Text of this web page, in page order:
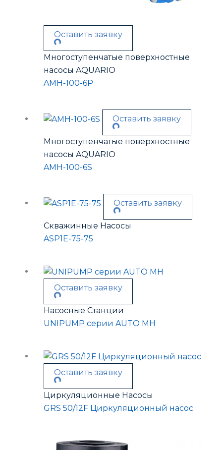
Оставить заявку
Многоступенчатые поверхностные
насосы AQUARIO
AMH-100-6P
Оставить заявку
Многоступенчатые поверхностные
насосы AQUARIO
AMH-100-6S
Оставить заявку
Скважинные Насосы
ASP1E-75-75
Оставить заявку
Насосные Станции
UNIPUMP серии AUTO MH
Оставить заявку
Циркуляционные Насосы
GRS 50/12F Циркуляционный насос